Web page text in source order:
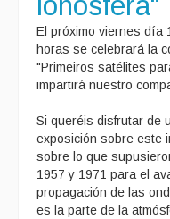
El próximo viernes día
horas se celebrará la
"Primeiros satélites
impartirá nuestro
Si queréis disfrutar de
exposición sobre este
sobre lo que
1957 y 1971 para el
propagación de las
es la parte de la